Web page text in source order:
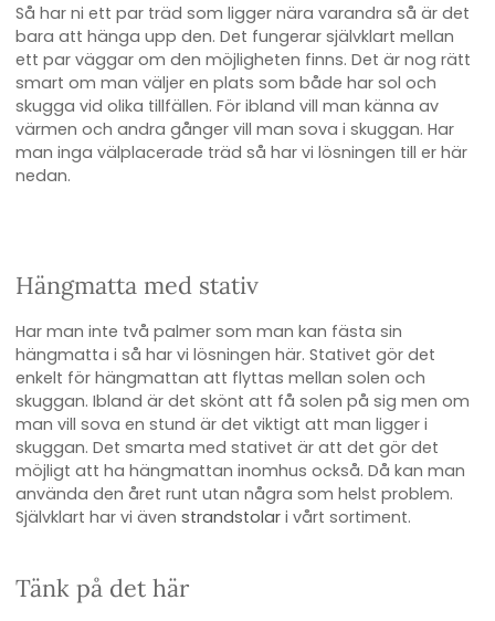
Så har ni ett par träd som ligger nära varandra så är det
bara att hänga upp den. Det fungerar självklart mellan
ett par väggar om den möjligheten finns. Det är nog rätt
smart om man väljer en plats som både har sol och
skugga vid olika tillfällen. För ibland vill man känna av
värmen och andra gånger vill man sova i skuggan. Har
man inga välplacerade träd så har vi lösningen till er här
nedan.
Hängmatta med stativ
Har man inte två palmer som man kan fästa sin
hängmatta i så har vi lösningen här. Stativet gör det
enkelt för hängmattan att flyttas mellan solen och
skuggan. Ibland är det skönt att få solen på sig men om
man vill sova en stund är det viktigt att man ligger i
skuggan. Det smarta med stativet är att det gör det
möjligt att ha hängmattan inomhus också. Då kan man
använda den året runt utan några som helst problem.
Självklart har vi även strandstolar i vårt sortiment.
Tänk på det här